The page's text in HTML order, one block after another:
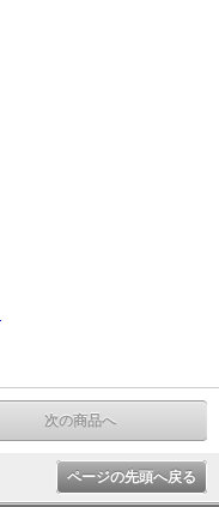
次の商品へ
ページの先頭へ戻る